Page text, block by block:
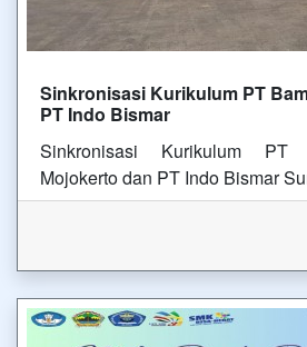
Sinkronisasi Kurikulum PT
PT Indo Bismar
Sinkronisasi Kurikulum PT
Mojokerto dan PT Indo Bismar